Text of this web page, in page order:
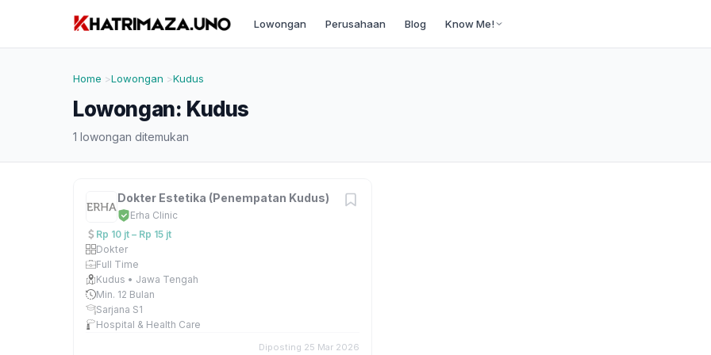
Lowongan Perusahaan Blog Know Me!
Home Lowongan Kudus
Lowongan: Kudus
1 lowongan ditemukan
Dokter Estetika (Penempatan Kudus)
Erha Clinic
Rp 10 jt – Rp 15 jt
Dokter
Full Time
Kudus • Jawa Tengah
Min. 12 Bulan
Sarjana S1
Hospital & Health Care
Diposting 25 Mar 2026